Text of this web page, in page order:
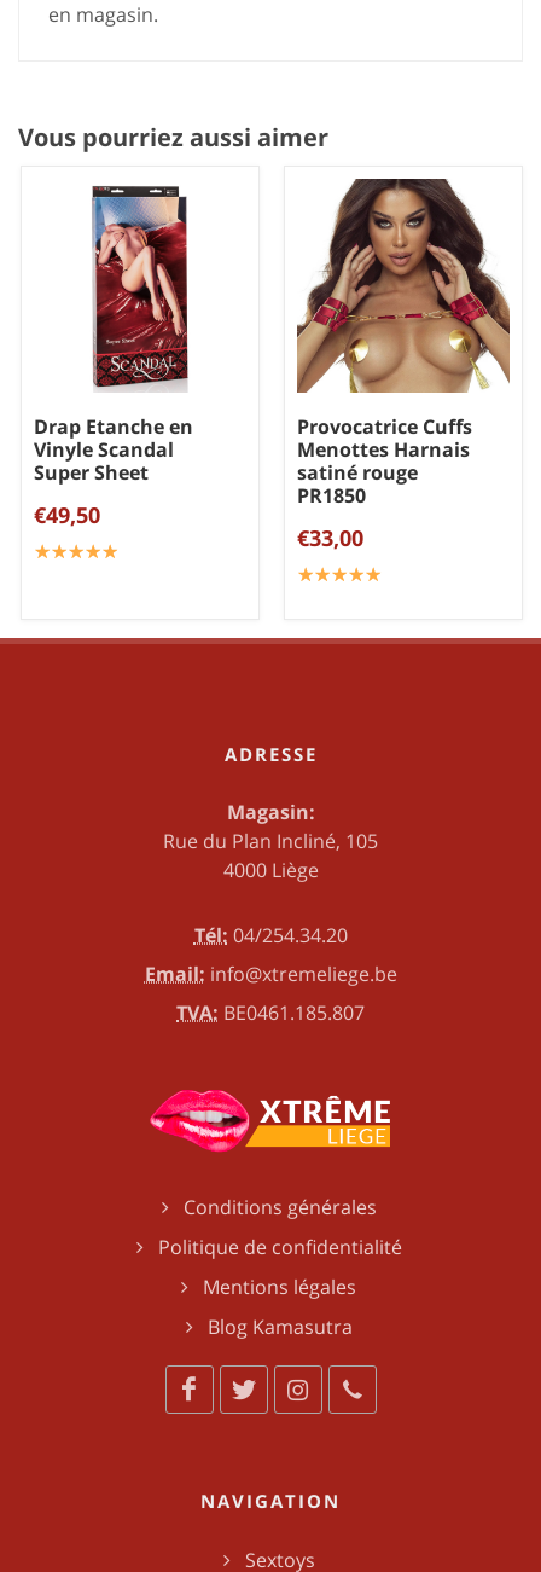
en magasin.
Vous pourriez aussi aimer
Drap Etanche en
Vinyle Scandal
Super Sheet
€49,50
☆☆☆☆☆
★★★★★
Provocatrice Cuffs
Menottes Harnais
satiné rouge
PR1850
€33,00
☆☆☆☆☆
★★★★★
ADRESSE
Magasin:
Rue du Plan Incliné, 105
4000 Liège
Tél: 04/254.34.20
Email: info@xtremeliege.be
TVA: BE0461.185.807
Conditions générales
Politique de confidentialité
Mentions légales
Blog Kamasutra
NAVIGATION
Sextoys